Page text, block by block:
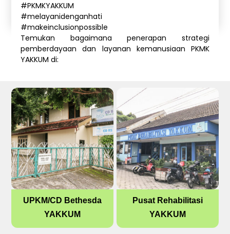
#PKMKYAKKUM
#melayanidenganhati
#makeinclusionpossible
Temukan bagaimana penerapan strategi
pemberdayaan dan layanan kemanusiaan PKMK
YAKKUM di:
UPKM/CD Bethesda
YAKKUM
Pusat Rehabilitasi
YAKKUM